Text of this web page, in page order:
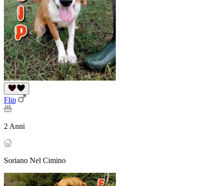
Flip
2 Anni
Soriano Nel Cimino